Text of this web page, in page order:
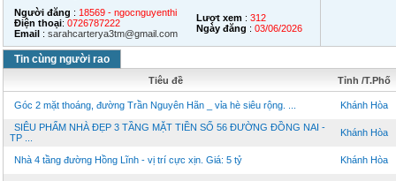
Người đăng : 18569 - ngocnguyenthi
Điện thoại: 0726787222
Email : sarahcarterya3tm@gmail.com
Lượt xem : 312
Ngày đăng : 03/06/2026
Tin cùng người rao
Tiêu đề Tỉnh /T.Phố
Góc 2 mặt thoáng, đường Trần Nguyên Hãn _ vỉa hè siêu rộng. ... Khánh Hòa
SIÊU PHẨM NHÀ ĐẸP 3 TẦNG MẶT TIỀN SỐ 56 ĐƯỜNG ĐỒNG NAI -
TP ...
Khánh Hòa
Nhà 4 tầng đường Hồng Lĩnh - vị trí cực xịn. Giá: 5 tỷ Khánh Hòa